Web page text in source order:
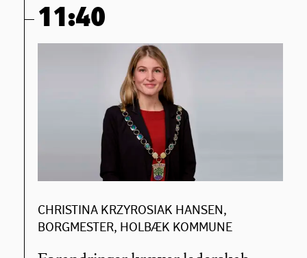
11:40
CHRISTINA KRZYROSIAK HANSEN,
BORGMESTER, HOLBÆK KOMMUNE